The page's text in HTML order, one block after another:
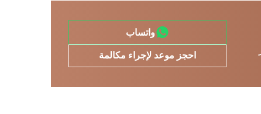
واتساب
احجز موعد لإجراء مكالمة